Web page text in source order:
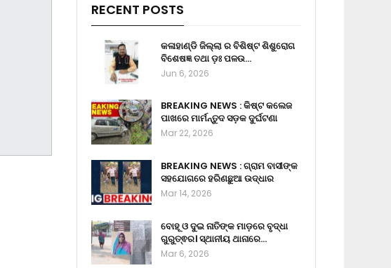
RECENT POSTS
କଳାହାଣ୍ଡି ଜିଲ୍ଲା ର ବିଶିଷ୍ଟ ଶିଶୁରୋଗ
ବିଶେଷଜ୍ଞ ତଥା ଡ଼ଃ ପଳଉ…
Jun 6, 2026
BREAKING NEWS : କିଷ୍ଟ କଲେଜ
ପାଖରେ ମାର୍ମନ୍ତୁଦ ସଡ଼କ ଦୁର୍ଘଟଣା
Mar 22, 2026
BREAKING NEWS : ଗ୍ରାମ ବାସୀଙ୍କ
ସହଯୋଗରେ ହରିଣଛୁଆ ଉଦ୍ଧାର
Mar 14, 2026
ବୋହୂ ଓ ଦୁଇ ନାତିଙ୍କ ମାଡ଼ରେ ବୃଦ୍ଧା
ଗୁରୁତ୍ଵର। ସ୍ଥାନୀୟ ଥାନାରେ…
Mar 6, 2026